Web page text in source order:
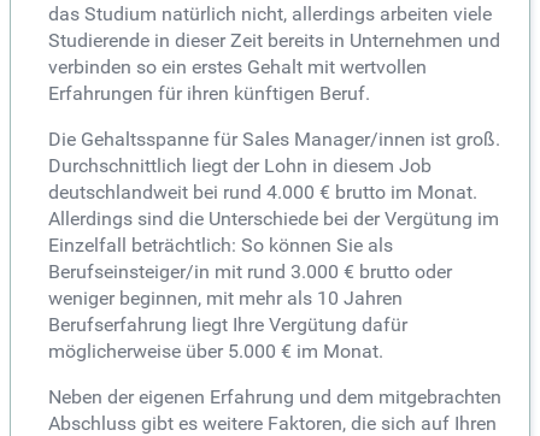
das Studium natürlich nicht, allerdings arbeiten viele
Studierende in dieser Zeit bereits in Unternehmen und
verbinden so ein erstes Gehalt mit wertvollen
Erfahrungen für ihren künftigen Beruf.
Die Gehaltsspanne für Sales Manager/innen ist groß.
Durchschnittlich liegt der Lohn in diesem Job
deutschlandweit bei rund 4.000 € brutto im Monat.
Allerdings sind die Unterschiede bei der Vergütung im
Einzelfall beträchtlich: So können Sie als
Berufseinsteiger/in mit rund 3.000 € brutto oder
weniger beginnen, mit mehr als 10 Jahren
Berufserfahrung liegt Ihre Vergütung dafür
möglicherweise über 5.000 € im Monat.
Neben der eigenen Erfahrung und dem mitgebrachten
Abschluss gibt es weitere Faktoren, die sich auf Ihren